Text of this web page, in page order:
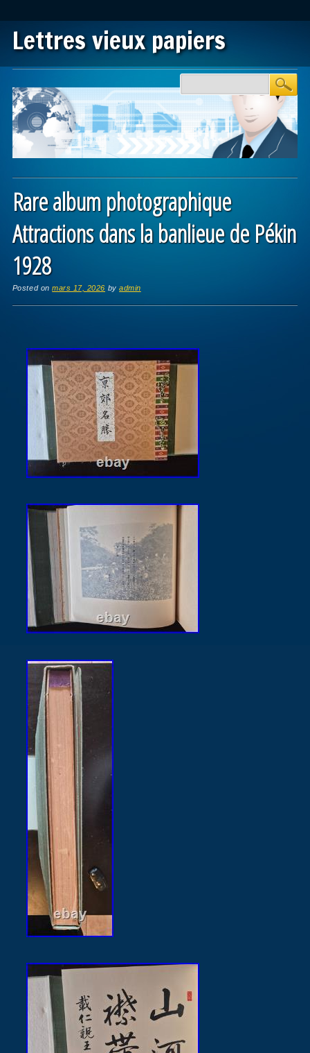
Lettres vieux papiers
Main menu
Rare album photographique
Attractions dans la banlieue de Pékin
1928
Posted onmars 17, 2026 byadmin